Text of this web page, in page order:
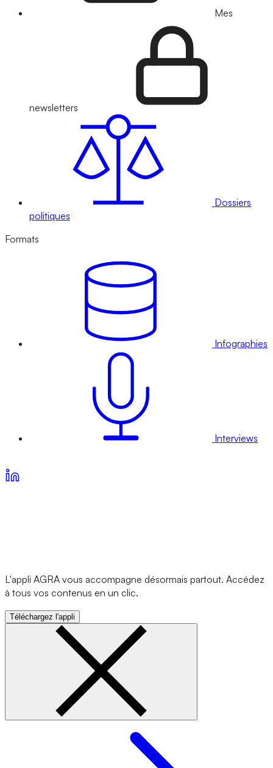
Mes
newsletters
Dossiers
politiques
Formats
Infographies
Interviews
L'appli AGRA vous accompagne désormais partout. Accédez
à tous vos contenus en un clic.
Téléchargez l'appli